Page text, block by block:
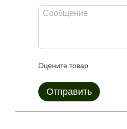
Оцените товар
Отправить